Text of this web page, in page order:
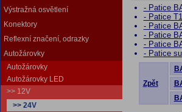
Výstražná osvětlení
Konektory
Reflexní značení, odrazky
Autožárovky
Autožárovky
Autožárovky LED
>> 12V
>> 24V
- Patice
- Patice
- Patice
- Patice
- Patice
- Patice
Zpět